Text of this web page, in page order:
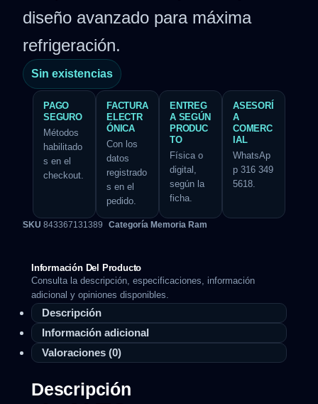
diseño avanzado para máxima
refrigeración.
Sin existencias
PAGO
SEGURO
Métodos
habilitado
s en el
checkout.
FACTURA
ELECTR
ÓNICA
Con los
datos
registrado
s en el
pedido.
ENTREG
A SEGÚN
PRODUC
TO
Física o
digital,
según la
ficha.
ASESORÍ
A
COMERC
IAL
WhatsAp
p 316 349
5618.
SKU 843367131389 Categoría Memoria Ram
Información Del Producto
Consulta la descripción, especificaciones, información
adicional y opiniones disponibles.
Descripción
Información adicional
Valoraciones (0)
Descripción